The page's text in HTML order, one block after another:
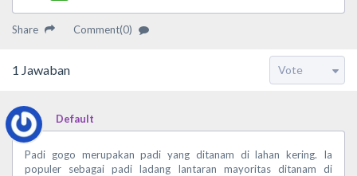
Share Comment(0)
1 Jawaban
Default
Padi gogo merupakan padi yang ditanam di lahan kering. Ia
populer sebagai padi ladang lantaran mayoritas ditanam di